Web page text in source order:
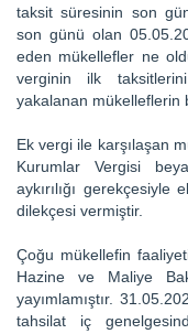
taksit süresinin son
son günü olan
eden mükellefler ne
verginin ilk
yakalanan mükelleflerin
Ek vergi ile karşılaşan
Kurumlar Vergisi
aykırılığı
dilekçesi vermiştir.
Çoğu mükellefin
Hazine ve Maliye
yayımlamıştır.
tahsilat iç